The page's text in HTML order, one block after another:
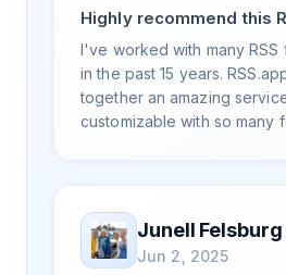
Highly recommend this
/ widget generator
I've worked with many
in the past 15 years.
together an amazing
customizable with so many
your RSS feed needs. Our
hub website couldn't work
you.
Junell Felsburg
Jun 2, 2025